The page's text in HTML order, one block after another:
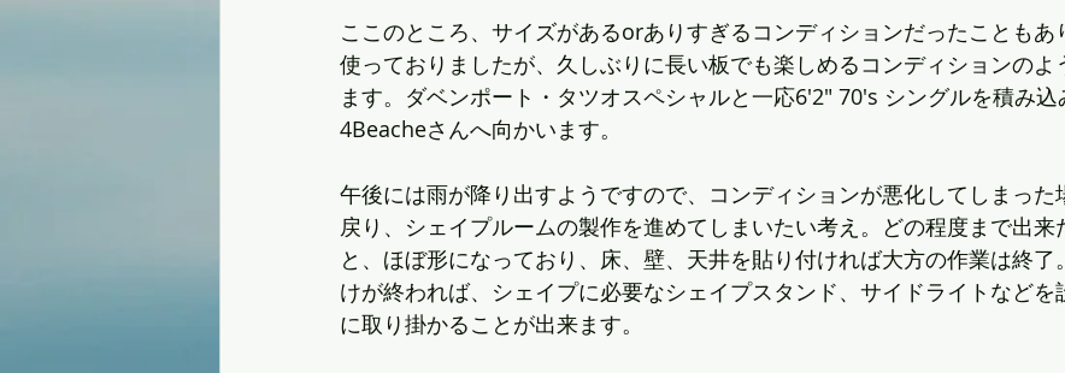
ここのところ、サイズがあるorありすぎるコンディションだったこともあ
使っておりましたが、久しぶりに長い板でも楽しめるコンディションのよ
ます。ダベンポート・タツオスペシャルと一応6'2" 70's シングルを積み
4Beacheさんへ向かいます。
午後には雨が降り出すようですので、コンディションが悪化してしまった
戻り、シェイプルームの製作を進めてしまいたい考え。どの程度まで出来
と、ほぼ形になっており、床、壁、天井を貼り付ければ大方の作業は終了
けが終われば、シェイプに必要なシェイプスタンド、サイドライトなどを
に取り掛かることが出来ます。